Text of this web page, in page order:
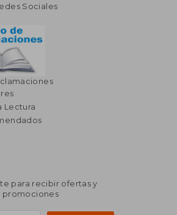
$ 212.98
$ 117.14
Sociales
Lectura
para recibir ofertas y
promociones